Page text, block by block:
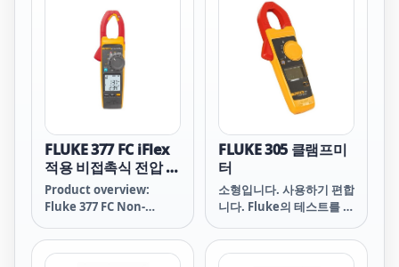
FLUKE 377 FC iFlex
적용 비접촉식 전압 실
효값 AC/DC 클램프
미터
Product overview:
Fluke 377 FC Non-
rms AC/DC Clamp
Meter with iFlex
FLUKE 305 클램프미
터
소형입니다. 사용하기 편합
니다. Fluke의 테스트를 거